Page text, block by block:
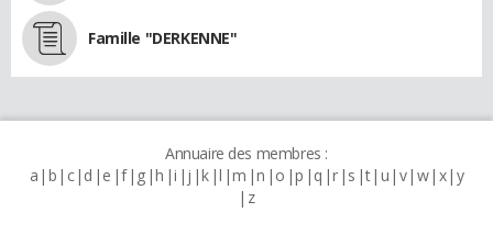
Famille "DERKENNE"
Annuaire des membres :
a b c d e f g h i j k l m n o p q r s t u v w x y
z